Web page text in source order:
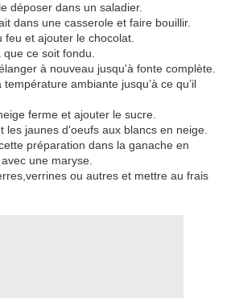
déposer dans un saladier.
dans une casserole et faire bouillir.
et ajouter le chocolat.
ce soit fondu.
à nouveau jusqu'à fonte complète.
ambiante jusqu’à ce qu’il
ferme et ajouter le sucre.
les jaunes d'oeufs aux blancs en neige.
préparation dans la ganache en
une maryse.
ou autres et mettre au frais